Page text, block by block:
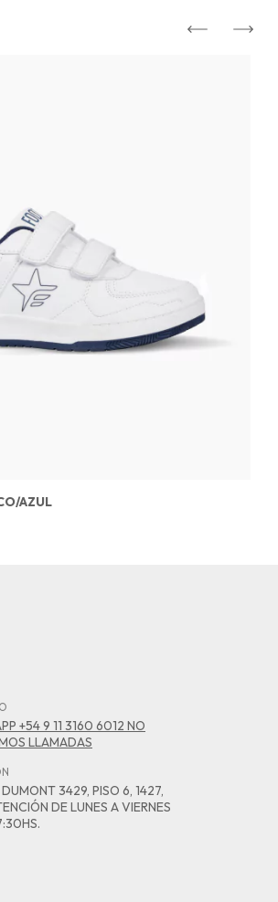
AZUL
+54 9 11 3160 6012 NO
LLAMADAS
3429, PISO 6, 1427,
DE LUNES A VIERNES